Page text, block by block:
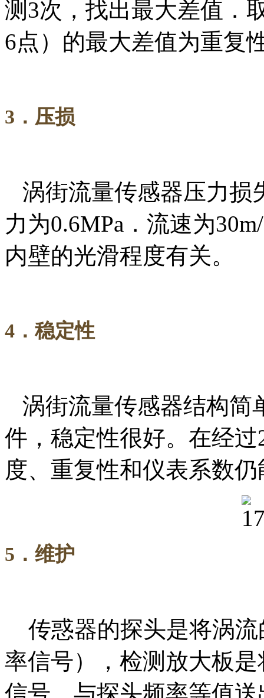
测 3次，找出最大差值．
6点）的最大差值为重复
3 ．压损
涡街流量传感器压力损
力为0.6MPa ．流速为
内壁的光滑程度有关。
4 ．稳定性
涡街流量传感器结构简
件，稳定性很好。在经过
度、重复性和仪表系数
5 ．维护
传惑器的探头是将涡
率信号），检测放大板
信号，与探头频率等值